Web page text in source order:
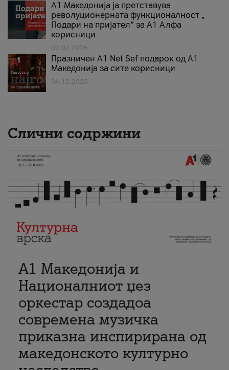
А1 Македонија ја претставува
револуционерната функционалност „
Подари на пријател“ за А1 Алфа
корисници
02.02.2026
Празничен A1 Net Sеf подарок од А1
Македонија за сите корисници
04.12.2025
Слични содржини
А1 Македонија и
Националниот џез
оркестар создадоа
современа музичка
приказна инспирирана од
македонското културно